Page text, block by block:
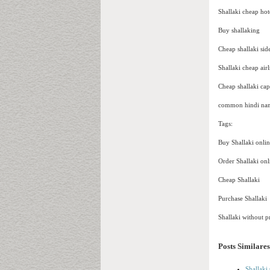
Shallaki cheap
Buy shallaking
Cheap shallaki
Shallaki cheap
Cheap shallaki
common hindi
Tags:
Buy Shallaki
Order Shallaki
Cheap Shallaki
Purchase Shallaki
Shallaki without
Posts